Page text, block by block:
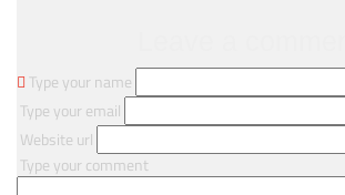
Type your name
Type your email
Website url
Type your comment